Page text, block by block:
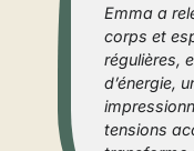
Emma a
corps et
régulières,
d’énergie,
tensions